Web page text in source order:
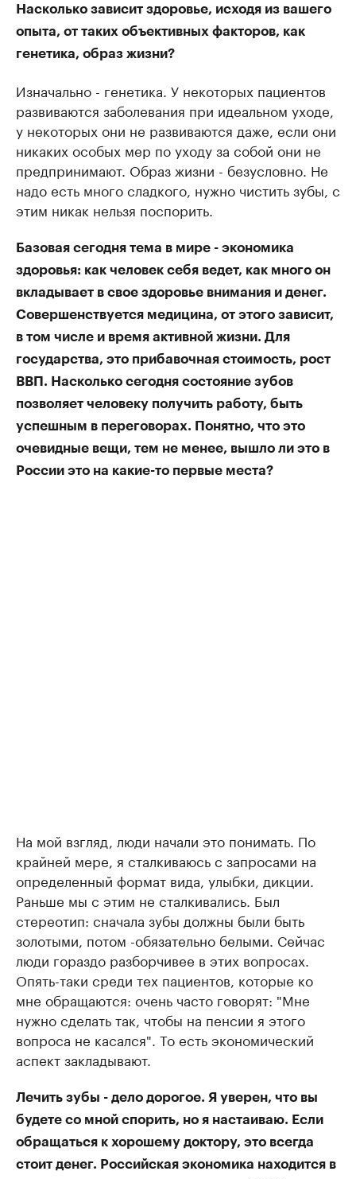
Насколько зависит здоровье, исходя из вашего
опыта, от таких объективных факторов, как
генетика, образ жизни?
Изначально - генетика. У некоторых пациентов
развиваются заболевания при идеальном уходе,
у некоторых они не развиваются даже, если они
никаких особых мер по уходу за собой они не
предпринимают. Образ жизни - безусловно. Не
надо есть много сладкого, нужно чистить зубы, с
этим никак нельзя поспорить.
Базовая сегодня тема в мире - экономика
здоровья: как человек себя ведет, как много он
вкладывает в свое здоровье внимания и денег.
Совершенствуется медицина, от этого зависит,
в том числе и время активной жизни. Для
государства, это прибавочная стоимость, рост
ВВП. Насколько сегодня состояние зубов
позволяет человеку получить работу, быть
успешным в переговорах. Понятно, что это
очевидные вещи, тем не менее, вышло ли это в
России это на какие-то первые места?
На мой взгляд, люди начали это понимать. По
крайней мере, я сталкиваюсь с запросами на
определенный формат вида, улыбки, дикции.
Раньше мы с этим не сталкивались. Был
стереотип: сначала зубы должны были быть
золотыми, потом -обязательно белыми. Сейчас
люди гораздо разборчивее в этих вопросах.
Опять-таки среди тех пациентов, которые ко
мне обращаются: очень часто говорят: "Мне
нужно сделать так, чтобы на пенсии я этого
вопроса не касался". То есть экономический
аспект закладывают.
Лечить зубы - дело дорогое. Я уверен, что вы
будете со мной спорить, но я настаиваю. Если
обращаться к хорошему доктору, это всегда
стоит денег. Российская экономика находится в